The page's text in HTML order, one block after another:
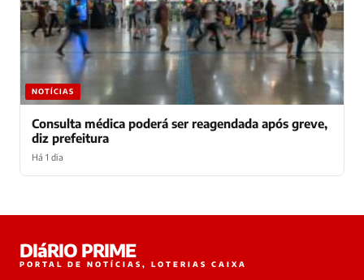
NOTÍCIAS
Consulta médica poderá ser reagendada após greve,
diz prefeitura
Há 1 dia
online
DIáRIO PRIME
PORTAL DE NOTÍCIAS, LOTERIAS CAIXA